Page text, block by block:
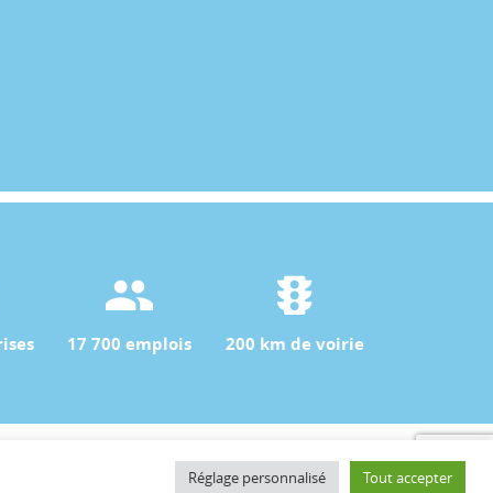
17 700 emplois 200 km de voirie
Réglage personnalisé Tout accepter